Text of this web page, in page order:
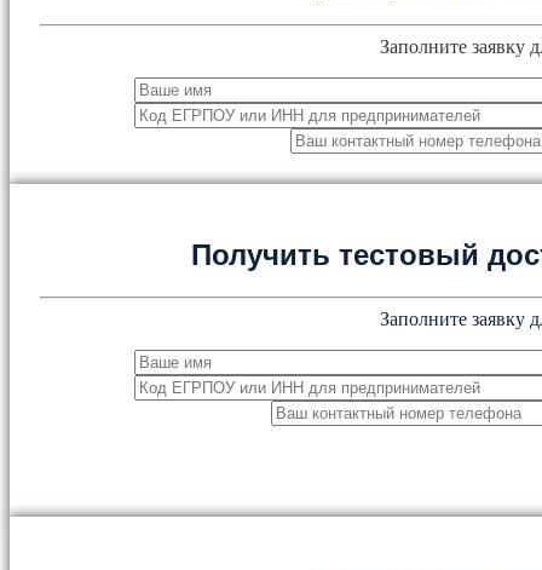
Заполните заявку
Получить тестовый
Заполните заявку